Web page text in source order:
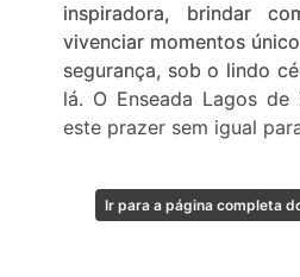
inspiradora, brindar
vivenciar momentos
segurança, sob o lindo
lá. O Enseada Lagos de
este prazer sem igual
É nesta área nobre do
que em 2008 a
Ir para a página completa